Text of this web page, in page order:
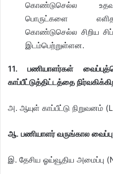
கொண்டுசெல்ல
பொருட்களை
கொண்டுசெல்ல சிறிய
இடம்பெற்றுள்ளன.
11. பணியாளர்கள்
காப்பீட்டுத்திட்டத்தை
அ. ஆயுள் காப்பீட்டு நிறுவனம்
ஆ. பணியாளர் வருங்கால வைப்பு
இ. தேசிய ஓய்வூதிய அமைப்பு